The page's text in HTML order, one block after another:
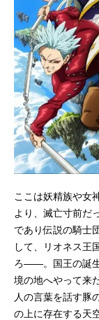
ここは妖精族や女
より、滅亡寸前だ
であり伝説の騎士
して、リオネス王
ろ――。国王の誕
境の地へやって来
人の言葉を話す豚
の上に存在する天